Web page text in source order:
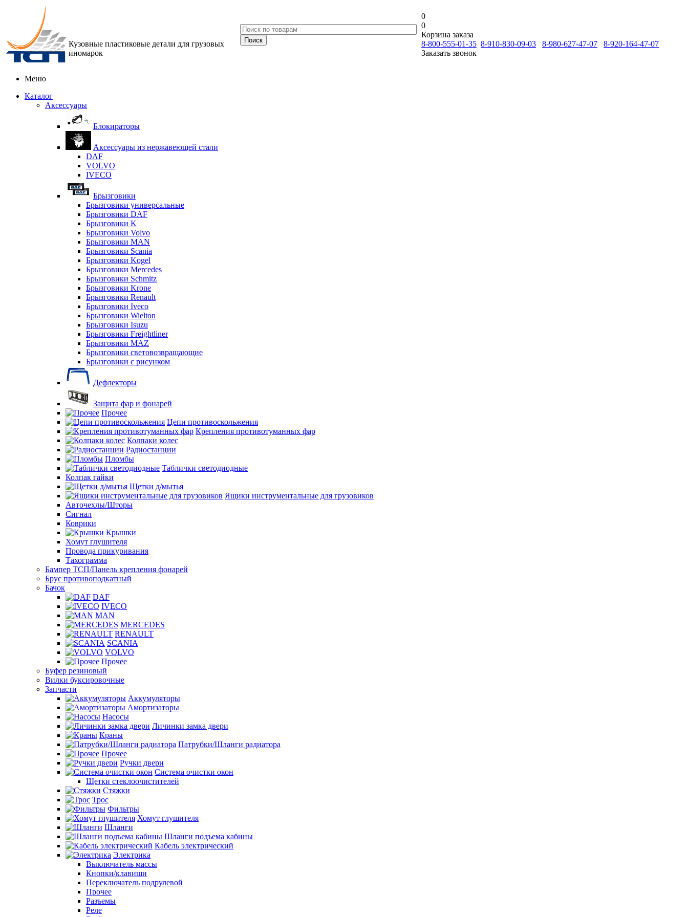
Кузовные пластиковые детали для грузовых
иномарок
0
0
Корзина заказа
8-800-555-01-35 8-910-830-09-03 8-980-627-47-07
8-920-164-47-07
Заказать звонок
Меню
Каталог
Аксессуары
Блокираторы
Аксессуары из нержавеющей стали
DAF
VOLVO
IVECO
Брызговики
Брызговики универсальные
Брызговики DAF
Брызговики K
Брызговики Volvo
Брызговики MAN
Брызговики Scania
Брызговики Kogel
Брызговики Mercedes
Брызговики Schmitz
Брызговики Krone
Брызговики Renault
Брызговики Iveco
Брызговики Wielton
Брызговики Isuzu
Брызговики Freightliner
Брызговики MAZ
Брызговики световозвращающие
Брызговики с рисунком
Дефлекторы
Защита фар и фонарей
Прочее
Цепи противоскольжения
Крепления противотуманных фар
Колпаки колес
Радиостанции
Пломбы
Таблички светодиодные
Колпак гайки
Щетки д/мытья
Ящики инструментальные для грузовиков
Авточехлы/Шторы
Сигнал
Коврики
Крышки
Хомут глушителя
Провода прикуривания
Тахограмма
Бампер ТСП/Панель крепления фонарей
Брус противоподкатный
Бачок
DAF
IVECO
MAN
MERCEDES
RENAULT
SCANIA
VOLVO
Прочее
Буфер резиновый
Вилки буксировочные
Запчасти
Аккумуляторы
Амортизаторы
Насосы
Личинки замка двери
Краны
Патрубки/Шланги радиатора
Прочее
Ручки двери
Система очистки окон
Щетки стеклоочистителей
Стяжки
Трос
Фильтры
Хомут глушителя
Шланги
Шланги подъема кабины
Кабель электрический
Электрика
Выключатель массы
Кнопки/клавиши
Переключатель подрулевой
Прочее
Разъемы
Реле